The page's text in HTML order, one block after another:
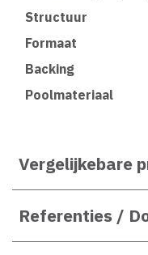
Structuur
Formaat
Backing
Poolmateriaal
Vergelijkebare
Referenties /